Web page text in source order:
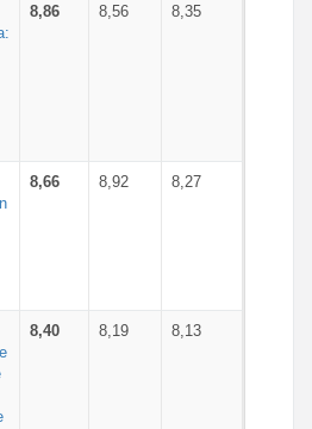
8,86 8,56 8,35
8,66 8,92 8,27
8,40 8,19 8,13